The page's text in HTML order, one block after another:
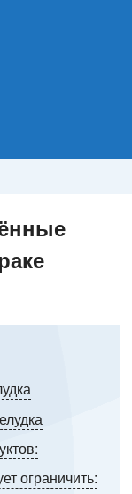
ограничить: